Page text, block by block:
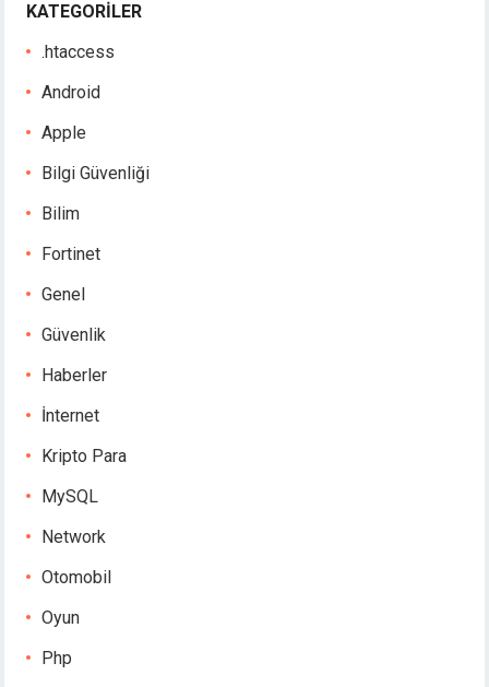
KATEGORILER
.htaccess
Android
Apple
Bilgi Güvenliği
Bilim
Fortinet
Genel
Güvenlik
Haberler
İnternet
Kripto Para
MySQL
Network
Otomobil
Oyun
Php